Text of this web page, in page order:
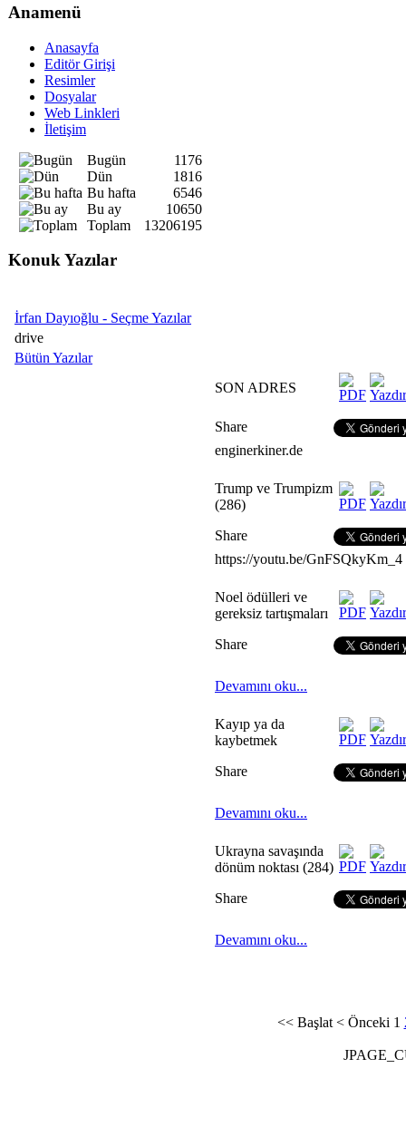
Anamenü
Anasayfa
Editör Girişi
Resimler
Dosyalar
Web Linkleri
İletişim
Bugün
1176
Dün
1816
Bu hafta
6546
Bu ay
10650
Toplam
13206195
Konuk Yazılar
İrfan Dayıoğlu - Seçme Yazılar
drive
Bütün Yazılar
SON ADRES
Share
enginerkiner.de
Trump ve Trumpizm
(286)
Share
https://youtu.be/GnFSQkyKm_4
Noel ödülleri ve
gereksiz tartışmaları
Share
Devamını oku...
Kayıp ya da
kaybetmek
Share
Devamını oku...
Ukrayna savaşında
dönüm noktası (284)
Share
Devamını oku...
<< Başlat< Önceki 1